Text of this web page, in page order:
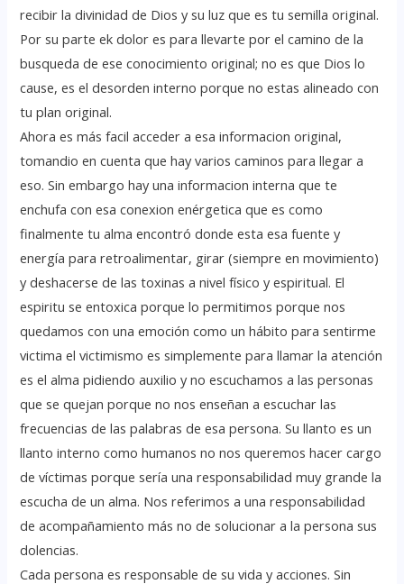
recibir la divinidad de Dios y su luz que es tu semilla original.
Por su parte ek dolor es para llevarte por el camino de la
busqueda de ese conocimiento original; no es que Dios lo
cause, es el desorden interno porque no estas alineado con
tu plan original.
Ahora es más facil acceder a esa informacion original,
tomandio en cuenta que hay varios caminos para llegar a
eso. Sin embargo hay una informacion interna que te
enchufa con esa conexion enérgetica que es como
finalmente tu alma encontró donde esta esa fuente y
energía para retroalimentar, girar (siempre en movimiento)
y deshacerse de las toxinas a nivel físico y espiritual. El
espiritu se entoxica porque lo permitimos porque nos
quedamos con una emoción como un hábito para sentirme
victima el victimismo es simplemente para llamar la atención
es el alma pidiendo auxilio y no escuchamos a las personas
que se quejan porque no nos enseñan a escuchar las
frecuencias de las palabras de esa persona. Su llanto es un
llanto interno como humanos no nos queremos hacer cargo
de víctimas porque sería una responsabilidad muy grande la
escucha de un alma. Nos referimos a una responsabilidad
de acompañamiento más no de solucionar a la persona sus
dolencias.
Cada persona es responsable de su vida y acciones. Sin